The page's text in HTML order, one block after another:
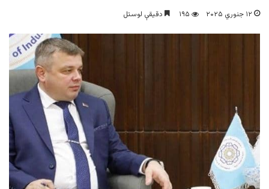
۱۲ جنوري ۲۰۲۵ ۱۹۵ دقیقې لوستل